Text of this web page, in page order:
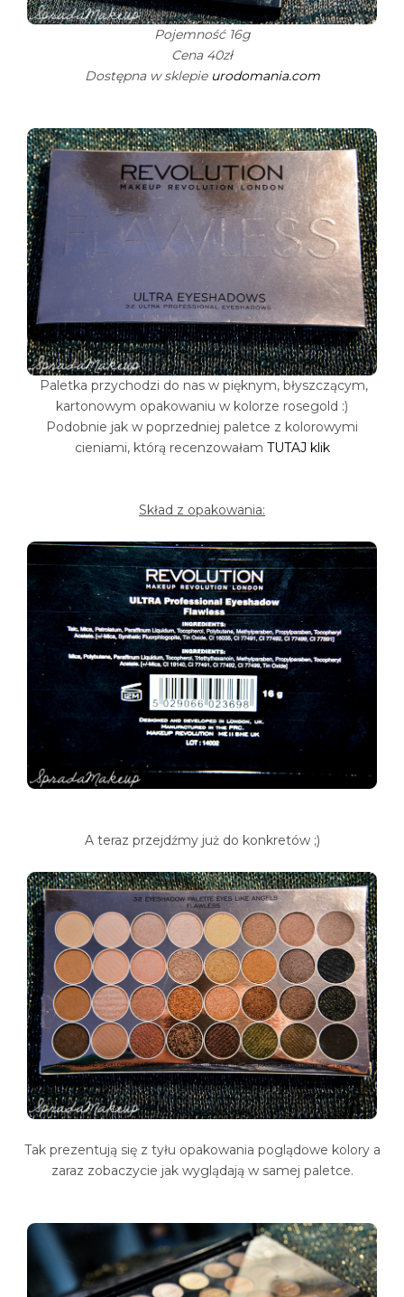
Pojemność 16g
Cena 40zł
Dostępna w sklepie urodomania.com
Paletka przychodzi do nas w pięknym, błyszczącym,
kartonowym opakowaniu w kolorze rosegold :)
Podobnie jak w poprzedniej paletce z kolorowymi
cieniami, którą recenzowałam TUTAJ klik
Skład z opakowania:
A teraz przejdźmy już do konkretów ;)
Tak prezentują się z tyłu opakowania poglądowe kolory a
zaraz zobaczycie jak wyglądają w samej paletce.